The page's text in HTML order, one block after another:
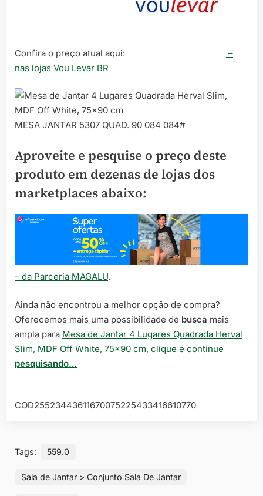
Confira o preço atual aqui:
–
nas lojas Vou Levar BR
MESA JANTAR 5307 QUAD. 90 084 084#
Aproveite e pesquise o preço deste
produto em dezenas de lojas dos
marketplaces abaixo:
– da Parceria MAGALU.
Ainda não encontrou a melhor opção de compra?
Oferecemos mais uma possibilidade de busca mais
ampla para Mesa de Jantar 4 Lugares Quadrada Herval
Slim, MDF Off White, 75×90 cm, clique e continue
pesquisando…
COD25523443611670075225433416610770
Tags: 559.0
Sala de Jantar > Conjunto Sala De Jantar